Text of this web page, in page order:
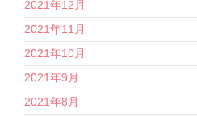
2021年12月
2021年11月
2021年10月
2021年9月
2021年8月